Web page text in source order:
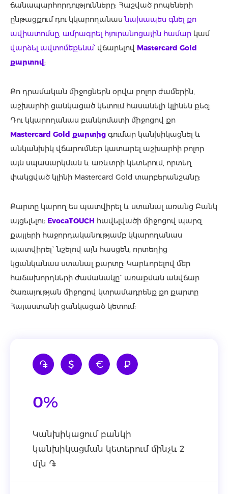
֏ $ € ₽
0%
Կանխիկացում բանկի
կանխիկացման կետերում մինչև 2
մլն ֏
ճանապարհորդությունները: Հաշված րոպեների
ընթացքում դու կկարողանասնախապես գնել քո
ավիատոմսը, ամրագրել հյուրանոցային համար կամ
վարձել ավտոմեքենա՝ վճարելով Mastercard Gold
քարտով:
Քո դրամական միջոցներն օրվա բոլոր ժամերին,
աշխարհի ցանկացած կետում հասանելի կլինեն քեզ:
Դու կկարողանաս բանկոմատի միջոցով քո
Mastercard Gold քարտից գումար կանխիկացնել և
անկանխիկ վճարումներ կատարել աշխարհի բոլոր
այն սպասարկման և առևտրի կետերում, որտեղ
փակցված կլինի Mastercard Gold տարբերանշանը:
Քարտը կարող ես պատվիրել և ստանալ առանց Բանկ
այցելելու: EvocaTOUCH հավելվածի միջոցով պարզ
քայլերի հաջորդականությամբ կկարողանաս
պատվիրել` նշելով այն հասցեն, որտեղից
կցանկանաս ստանալ քարտը: Կարևորելով մեր
հաճախորդների ժամանակը` առաքման անվճար
ծառայության միջոցով կտրամադրենք քո քարտը
Հայաստանի ցանկացած կետում: